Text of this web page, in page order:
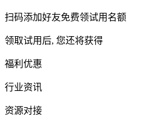
扫码添加好友免费领试用名额
领取试用后, 您还将获得
福利优惠
行业资讯
资源对接